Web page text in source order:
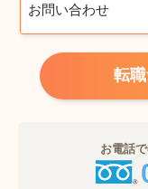
お問い合わせ
転
お電話